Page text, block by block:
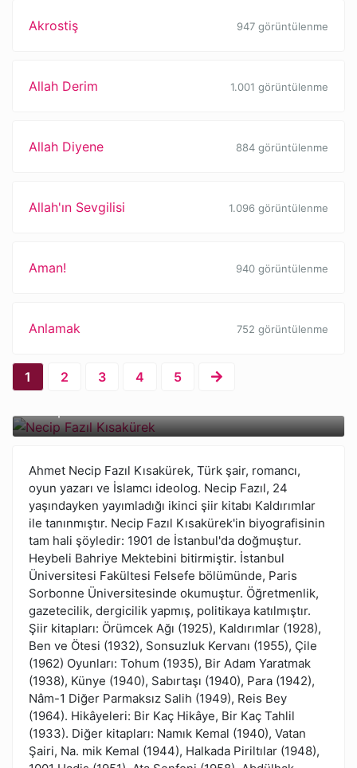
Akrostiş 947 görüntülenme
Allah Derim 1.001 görüntülenme
Allah Diyene 884 görüntülenme
Allah'ın Sevgilisi 1.096 görüntülenme
Aman! 940 görüntülenme
Anlamak 752 görüntülenme
1 2 3 4 5
Ahmet Necip Fazıl Kısakürek, Türk şair, romancı,
oyun yazarı ve İslamcı ideolog. Necip Fazıl, 24
yaşındayken yayımladığı ikinci şiir kitabı Kaldırımlar
ile tanınmıştır. Necip Fazıl Kısakürek'in biyografisinin
tam hali şöyledir: 1901 de İstanbul'da doğmuştur.
Heybeli Bahriye Mektebini bitirmiştir. İstanbul
Üniversitesi Fakültesi Felsefe bölümünde, Paris
Sorbonne Üniversitesinde okumuştur. Öğretmenlik,
gazetecilik, dergicilik yapmış, politikaya katılmıştır.
Şiir kitapları: Örümcek Ağı (1925), Kaldırımlar (1928),
Ben ve Ötesi (1932), Sonsuzluk Kervanı (1955), Çile
(1962) Oyunları: Tohum (1935), Bir Adam Yaratmak
(1938), Künye (1940), Sabırtaşı (1940), Para (1942),
Nâm-1 Diğer Parmaksız Salih (1949), Reis Bey
(1964). Hikâyeleri: Bir Kaç Hikâye, Bir Kaç Tahlil
(1933). Diğer kitapları: Namık Kemal (1940), Vatan
Şairi, Na. mik Kemal (1944), Halkada Piriltılar (1948),